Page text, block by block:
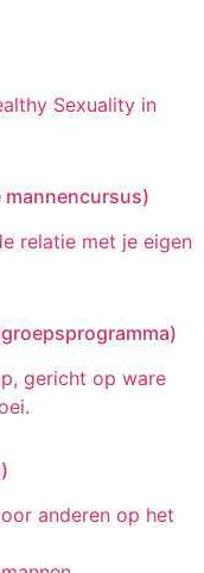
Sexuality in
mannencursus)
relatie met je eigen
gericht op ware
anderen op het